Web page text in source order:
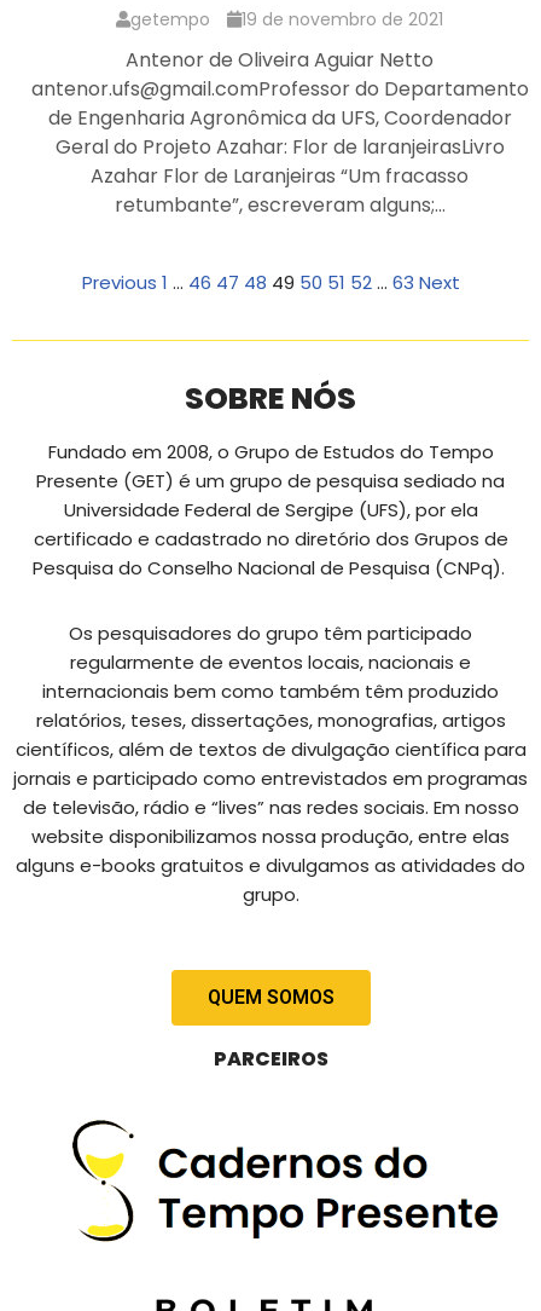
getempo 19 de novembro de 2021
Antenor de Oliveira Aguiar Netto
antenor.ufs@gmail.comProfessor do Departamento
de Engenharia Agronômica da UFS, Coordenador
Geral do Projeto Azahar: Flor de laranjeirasLivro
Azahar Flor de Laranjeiras “Um fracasso
retumbante”, escreveram alguns;…
Previous 1 … 46 47 48 49 50 51 52 … 63 Next
SOBRE NÓS
Fundado em 2008, o Grupo de Estudos do Tempo
Presente (GET) é um grupo de pesquisa sediado na
Universidade Federal de Sergipe (UFS), por ela
certificado e cadastrado no diretório dos Grupos de
Pesquisa do Conselho Nacional de Pesquisa (CNPq).
Os pesquisadores do grupo têm participado
regularmente de eventos locais, nacionais e
internacionais bem como também têm produzido
relatórios, teses, dissertações, monografias, artigos
científicos, além de textos de divulgação científica para
jornais e participado como entrevistados em programas
de televisão, rádio e “lives” nas redes sociais. Em nosso
website disponibilizamos nossa produção, entre elas
alguns e-books gratuitos e divulgamos as atividades do
grupo.
QUEM SOMOS
PARCEIROS